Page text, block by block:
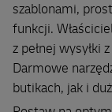
szablonami,
funkcji.
z pełnej wysyłki
Darmowe
butikach, jak i